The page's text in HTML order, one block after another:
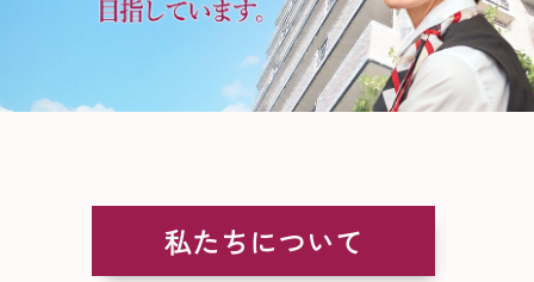
私たちについて